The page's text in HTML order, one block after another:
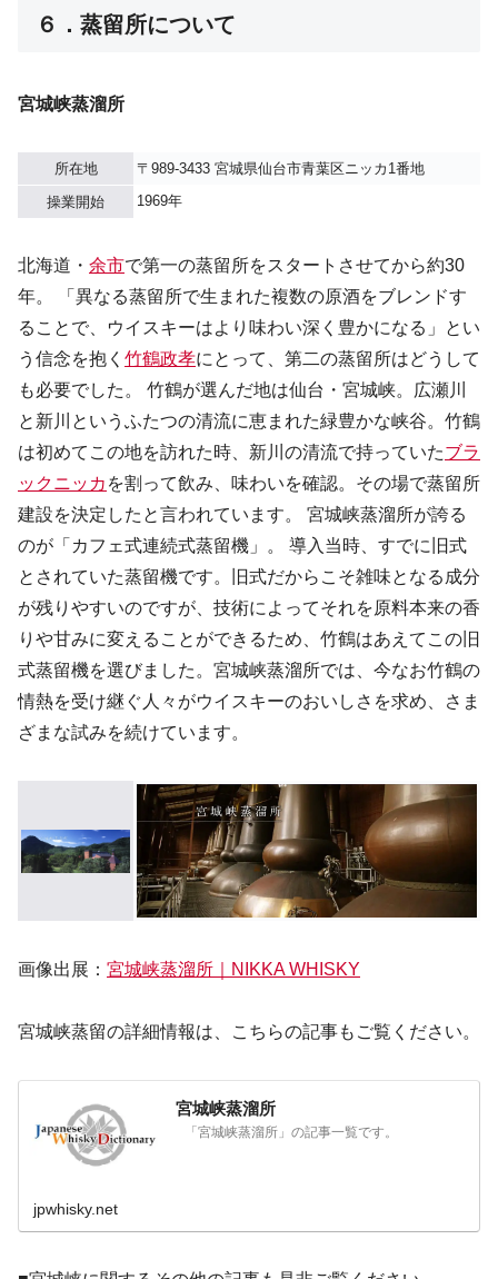
６．蒸留所について
宮城峡蒸溜所
所在地
〒989-3433 宮城県仙台市青葉区ニッカ1番地
操業開始
1969年
北海道・ 余市で第一の蒸留所をスタートさせてから約30
年。 「異なる蒸留所で生まれた複数の原酒をブレンドす
ることで、ウイスキーはより味わい深く豊かになる」とい
う信念を抱く 竹鶴政孝にとって、第二の蒸留所はどうして
も必要でした。 竹鶴が選んだ地は仙台・宮城峡。広瀬川
と新川というふたつの清流に恵まれた緑豊かな峡谷。竹鶴
は初めてこの地を訪れた時、新川の清流で持っていたブラ
ックニッカ を割って飲み、味わいを確認。その場で蒸留所
建設を決定したと言われています。 宮城峡蒸溜所が誇る
のが 「カフェ式連続式蒸留機」
。 導入当時、すでに旧式
とされていた蒸留機です。旧式だからこそ雑味となる成分
が残りやすいのですが、技術によってそれを原料本来の香
りや甘みに変えることができるため、竹鶴はあえてこの旧
式蒸留機を選びました。宮城峡蒸溜所では、今なお竹鶴の
情熱を受け継ぐ人々がウイスキーのおいしさを求め、さま
ざまな試みを続けています。
画像出展： 宮城峡蒸溜所｜NIKKA WHISKY
宮城峡蒸留の詳細情報は、こちらの記事もご覧ください。
宮城峡蒸溜所
「宮城峡蒸溜所」の記事一覧です。
jpwhisky.net